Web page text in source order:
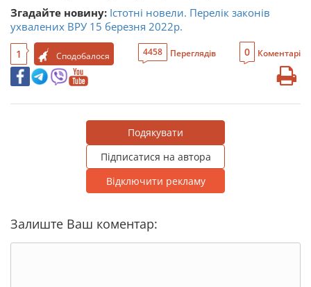
Згадайте новину: Істотні новели. Перелік законів
ухвалених ВРУ 15 березня 2022р.
1 Сподобалося 4458 Переглядів 0 Коментарі
Подякувати
Підписатися на автора
Відключити рекламу
Залиште Ваш коментар: